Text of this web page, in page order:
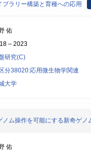
ラリー構築と育種への応用
佑
– 2023
研究(C)
分38020:応用微生物学関連
大学
ム操作を可能にする新奇ゲノ
佑